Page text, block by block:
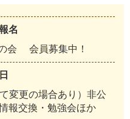
名
会 会員募集中！
変更の場合あり）非公
報交換・勉強会ほか